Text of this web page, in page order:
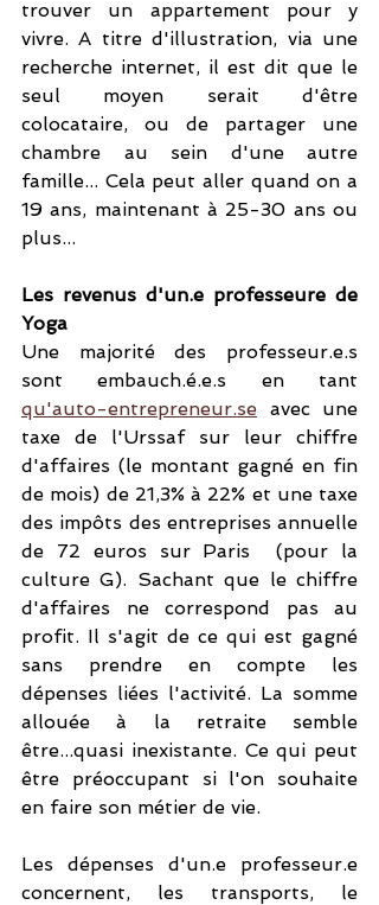
trouver un appartement pour y
vivre. A titre d'illustration, via une
recherche internet, il est dit que le
seul moyen serait d'être
colocataire, ou de partager une
chambre au sein d'une autre
famille... Cela peut aller quand on a
19 ans, maintenant à 25-30 ans ou
plus...
Les revenus d'un.e professeure de
Yoga
Une majorité des professeur.e.s
qu'auto-entrepreneur.se avec une
taxe de l'Urssaf sur leur chiffre
d'affaires (le montant gagné en fin
de mois) de 21,3% à 22% et une taxe
des impôts des entreprises annuelle
de 72 euros sur Paris  (pour la
culture G). Sachant que le chiffre
d'affaires ne correspond pas au
profit. Il s'agit de ce qui est gagné
sans prendre en compte les
dépenses liées l'activité. La somme
allouée à la retraite semble
être...quasi inexistante. Ce qui peut
être préoccupant si l'on souhaite
en faire son métier de vie.
Les dépenses d'un.e professeur.e
concernent, les transports, le